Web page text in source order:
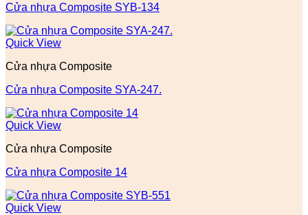
Cửa nhựa Composite SYB-134
Quick View
Cửa nhựa Composite
Cửa nhựa Composite SYA-247.
Quick View
Cửa nhựa Composite
Cửa nhựa Composite 14
Quick View